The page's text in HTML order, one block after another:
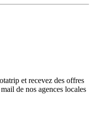
et recevez des offres
de nos agences locales